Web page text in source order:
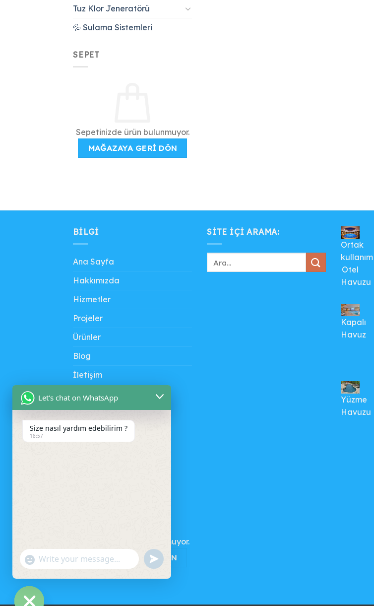
Tuz Klor Jeneratörü
💦 Sulama Sistemleri
SEPET
Sepetinizde ürün bulunmuyor.
MAĞAZAYA GERI DÖN
BILGI
Ana Sayfa
Hakkımızda
Hizmetler
Projeler
Ürünler
Blog
İletişim
SITE IÇI ARAMA:
Ortak
kullanım
Otel
Havuzu
Kapalı
Havuz
Yüzme
Havuzu
Sepetinizde ürün bulunmuyor.
MAĞAZAYA GERI DÖN
Let's chat on WhatsApp
Size nasıl yardım edebilirim ?
18:57
"+CHATY_SETTINGS.LANG.EMOJI_PICKER+"
WhatsApp
UNDEFINED